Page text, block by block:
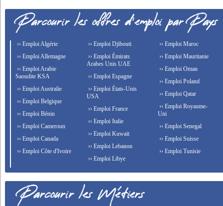
›› Emploi Algérie
›› Emploi Allemagne
›› Emploi Arabie
Saoudite KSA
›› Emploi Australie
›› Emploi Belgique
›› Emploi Bénin
›› Emploi Cameroun
›› Emploi Canada
›› Emploi Côte d'Ivoire
›› Emploi Djibouti
›› Emploi Émirats
Arabes Unis UAE
›› Emploi Espagne
›› Emploi États-Unis
USA
›› Emploi France
›› Emploi Italie
›› Emploi Kuwait
›› Emploi Lebanon
›› Emploi Libye
›› Emploi Maroc
›› Emploi Mauritanie
›› Emploi Oman
›› Emploi Poland
›› Emploi Qatar
›› Emploi Royaume-
Uni
›› Emploi Senegal
›› Emploi Suisse
›› Emploi Tunisie